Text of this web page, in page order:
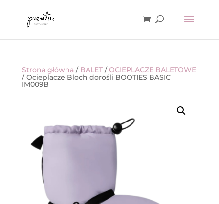
Strona główna / BALET/OCIEPLACZE BALETOWE
/ Ocieplacze Bloch dorośli BOOTIES BASIC
IM009B